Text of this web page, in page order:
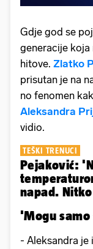
Gdje god se
generacije koja
hitove. Zlatko
prisutan je na
no fenomen
Aleksandra
vidio.
TEŠKI TRENUCI
Pejaković:
napad.
'Mogu
- Aleksandra je